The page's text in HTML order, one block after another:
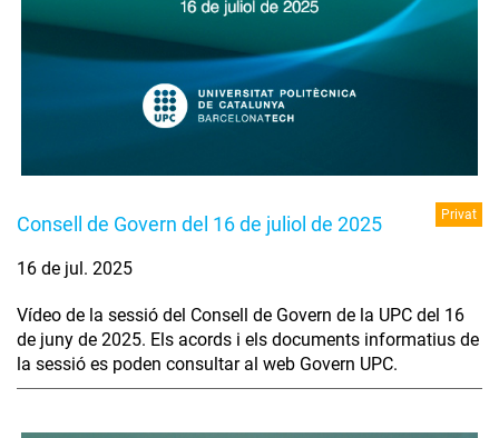
Consell de Govern del 16 de juliol de 2025 Privat
16 de jul. 2025
Vídeo de la sessió del Consell de Govern de la UPC del 16
de juny de 2025. Els acords i els documents informatius de
la sessió es poden consultar al web Govern UPC.